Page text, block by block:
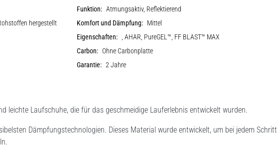
Funktion: Atmungsaktiv, Reflektierend
hergestellt Komfort und Dämpfung: Mittel
Eigenschaften: , AHAR, PureGEL™, FF BLAST™ MAX
Carbon: Ohne Carbonplatte
Garantie: 2 Jahre
leichte Laufschuhe, die für das geschmeidige Lauferlebnis entwickelt wurden.
Dämpfungstechnologien. Dieses Material wurde entwickelt, um bei jedem Schritt